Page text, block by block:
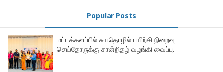
Popular Posts
மட்டக்களப்பில் சுயதொழில் பயிற்சி நிறைவு
செய்தோருக்கு சான்றிதழ் வழங்கி வைப்பு.